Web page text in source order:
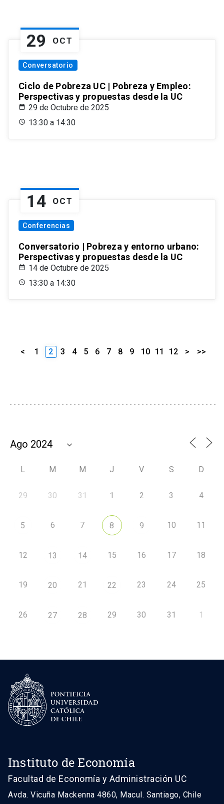
29 OCT
Conversatorio
Ciclo de Pobreza UC | Pobreza y Empleo:
Perspectivas y propuestas desde la UC
29 de Octubre de 2025
13:30 a 14:30
14 OCT
Conferencias
Conversatorio | Pobreza y entorno urbano:
Perspectivas y propuestas desde la UC
14 de Octubre de 2025
13:30 a 14:30
< 1 2 3 4 5 6 7 8 9 10 11 12 > >>
L M M J V S D
29 30 31 1 2 3 4
5 6 7 8 9 10 11
12 13 14 15 16 17 18
19 20 21 22 23 24 25
26 27 28 29 30 31 1
Instituto de Economía
Facultad de Economía y Administración UC
Avda. Vicuña Mackenna 4860, Macul. Santiago, Chile